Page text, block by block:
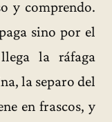
y comprendo.
sino por el
la ráfaga
la separo del
en frascos, y